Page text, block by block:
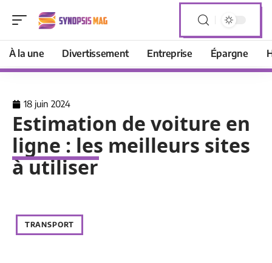
À la une Divertissement Entreprise Épargne
18 juin 2024
Estimation de voiture en
ligne : les meilleurs sites
à utiliser
TRANSPORT